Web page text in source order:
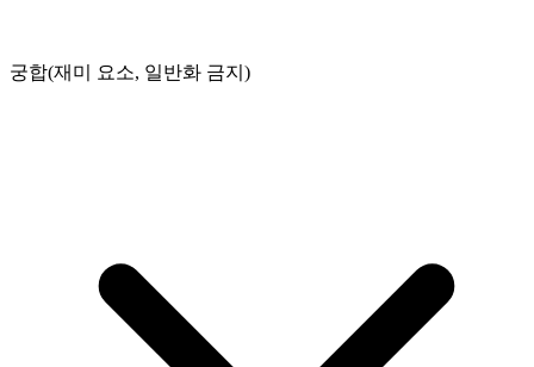
궁합(재미 요소, 일반화 금지)